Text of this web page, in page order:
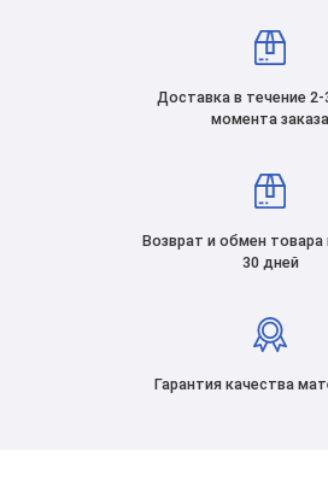
Доставка в течение 2-
момента заказа
Возврат и обмен товара
30 дней
Гарантия качества